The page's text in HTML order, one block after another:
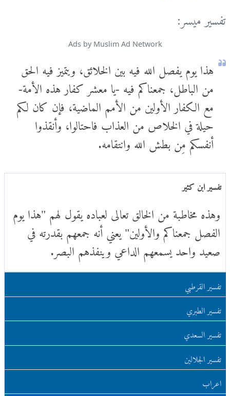
تفسير ميسر:
Ads by Muslim Ad Network
هذا يوم يفصل الله فيه بين الخلائق، ويتميز فيه الحق
من الباطل، جمعناكم فيه -يا معشر كفار هذه الأمة-
مع الكفار الأولين من الأمم الماضية، فإن كان لكم
حيلة في الخلاص من العذاب فاحتالوا، وأنقذوا
أنفسكم مِن بطش الله وانتقامه.
تفسير ابن كثير
وهذه مخاطبة من الخالق تعالى لعباده يقول لهم "هذا يوم
الفصل جمعناكم والأولين" يعني أنه جمعهم بقدرته في
صعيد واحد يسمعهم الداعي وينفذهم البصر.
تفسير القرطبي
تفسير الطبري
تفسير السعدي
تفسير الجلالين
اعراب